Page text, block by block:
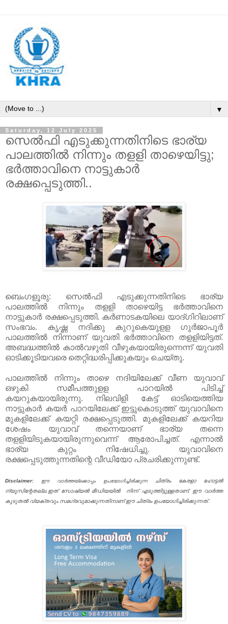
▼
Saturday, 12 July 2025
സെല്‍ഫി എടുക്കുന്നതിനിടെ ഭാര്യ
പാലത്തില്‍ നിന്നും തളളി താഴെയിട്ടു;
ഭര്‍ത്താവിനെ നാട്ടുകാര്‍
രക്ഷപ്പെടുത്തി..
ബെംഗളൂരു: സെല്‍ഫി എടുക്കുന്നതിനിടെ ഭാര്യ
പാലത്തില്‍ നിന്നും തളളി താഴെയിട്ട ഭര്‍ത്താവിനെ
നാട്ടുകാര്‍ രക്ഷപ്പെടുത്തി. കര്‍ണാടകയിലെ യാദ്ഗിറിലാണ്
സംഭവം. കൃഷ്ണ നദിക്കു കുറുകെയുളള ഗുര്‍ജാപൂര്‍
പാലത്തില്‍ നിന്നാണ് യുവതി ഭര്‍ത്താവിനെ തളളിയിട്ടത്.
അബദ്ധത്തില്‍ കാല്‍വഴുതി വീഴുകയായിരുന്നെന്ന് യുവതി
ഓടിക്കൂടിയവരെ തെറ്റിദ്ധരിപ്പിക്കുകയും ചെയ്തു.
പാലത്തില്‍ നിന്നും താഴെ നദിയിലേക്ക് വീണ യുവാവ്
ഒഴുകി സമീപത്തുളള പാറയില്‍ പിടിച്ച്
കയറുകയായിരുന്നു. നിലവിളി കേട്ട് ഓടിയെത്തിയ
നാട്ടുകാര്‍ കയര്‍ പാറയിലേക്ക് ഇട്ടുകൊടുത്ത് യുവാവിനെ
മുകളിലേക്ക് കയറ്റി രക്ഷപ്പെടുത്തി. മുകളിലേക്ക് കയറിയ
ശേഷം യുവാവ് തന്നെയാണ് ഭാര്യ തന്നെ
തളളിയിടുകയായിരുന്നുവെന്ന് ആരോപിച്ചത്. എന്നാല്‍
ഭാര്യ കുറ്റം നിഷേധിച്ചു. യുവാവിനെ
രക്ഷപ്പെടുത്തുന്നതിന്റെ വീഡിയോ പ്രചരിക്കുന്നുണ്ട്.
Disclaimer: ഈ വാർത്തയ്ക്കൊപ്പം ഉപയോഗിച്ചിരിക്കുന്ന
ചിത്രം കേരളാ ഹോട്ടൽ
ന്യൂസിന്റേതല്ല.ഇത് സോഷ്യൽ മീഡിയയിൽ നിന്ന് എടുത്തിട്ടുള്ളതാണ്. ഈ വാർത്ത
കൂടുതൽ വ്യക്തവും സമഗ്രവുമാക്കുന്നതിനാണ് ഈ ചിത്രം ഉപയോഗിച്ചിരിക്കുന്നത്.